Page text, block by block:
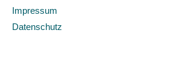
Impressum
Datenschutz